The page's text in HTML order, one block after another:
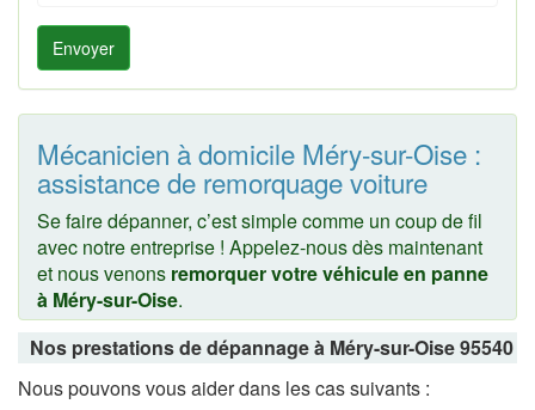
Envoyer
Mécanicien à domicile Méry-sur-Oise :
assistance de remorquage voiture
Se faire dépanner, c’est simple comme un coup de fil
avec notre entreprise ! Appelez-nous dès maintenant
et nous venons remorquer votre véhicule en panne
à Méry-sur-Oise.
Nos prestations de dépannage à Méry-sur-Oise 95540
Nous pouvons vous aider dans les cas suivants :